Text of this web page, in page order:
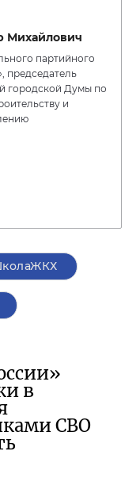
Михайлович
партийного
председатель
городской Думы по
и
в
СВО